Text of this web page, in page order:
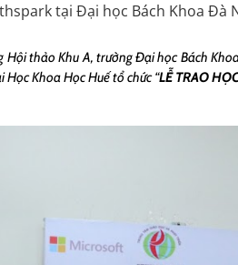
tại Đại học Bách Khoa Đà
Hội thảo Khu A, trường Đại học Bách
Khoa Học Huế tổ chức “LỄ TRAO